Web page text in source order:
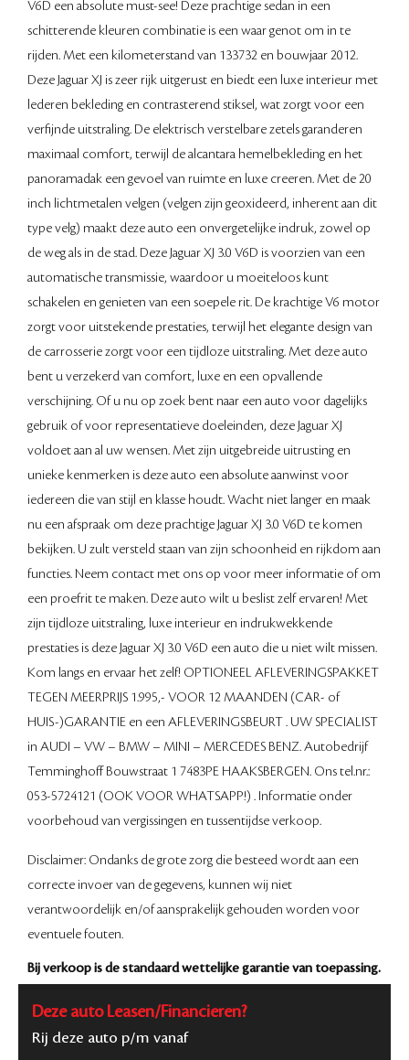
V6D een absolute must-see! Deze prachtige sedan in een
schitterende kleuren combinatie is een waar genot om in te
rijden. Met een kilometerstand van 133732 en bouwjaar 2012.
Deze Jaguar XJ is zeer rijk uitgerust en biedt een luxe interieur met
lederen bekleding en contrasterend stiksel, wat zorgt voor een
verfijnde uitstraling. De elektrisch verstelbare zetels garanderen
maximaal comfort, terwijl de alcantara hemelbekleding en het
panoramadak een gevoel van ruimte en luxe creeren. Met de 20
inch lichtmetalen velgen (velgen zijn geoxideerd, inherent aan dit
type velg) maakt deze auto een onvergetelijke indruk, zowel op
de weg als in de stad. Deze Jaguar XJ 3.0 V6D is voorzien van een
automatische transmissie, waardoor u moeiteloos kunt
schakelen en genieten van een soepele rit. De krachtige V6 motor
zorgt voor uitstekende prestaties, terwijl het elegante design van
de carrosserie zorgt voor een tijdloze uitstraling. Met deze auto
bent u verzekerd van comfort, luxe en een opvallende
verschijning. Of u nu op zoek bent naar een auto voor dagelijks
gebruik of voor representatieve doeleinden, deze Jaguar XJ
voldoet aan al uw wensen. Met zijn uitgebreide uitrusting en
unieke kenmerken is deze auto een absolute aanwinst voor
iedereen die van stijl en klasse houdt. Wacht niet langer en maak
nu een afspraak om deze prachtige Jaguar XJ 3.0 V6D te komen
bekijken. U zult versteld staan van zijn schoonheid en rijkdom aan
functies. Neem contact met ons op voor meer informatie of om
een proefrit te maken. Deze auto wilt u beslist zelf ervaren! Met
zijn tijdloze uitstraling, luxe interieur en indrukwekkende
prestaties is deze Jaguar XJ 3.0 V6D een auto die u niet wilt missen.
Kom langs en ervaar het zelf! OPTIONEEL AFLEVERINGSPAKKET
TEGEN MEERPRIJS 1.995,- VOOR 12 MAANDEN (CAR- of
HUIS-)GARANTIE en een AFLEVERINGSBEURT . UW SPECIALIST
in AUDI – VW – BMW – MINI – MERCEDES BENZ. Autobedrijf
Temminghoff Bouwstraat 1 7483PE HAAKSBERGEN. Ons tel.nr.:
053-5724121 (OOK VOOR WHATSAPP!) . Informatie onder
voorbehoud van vergissingen en tussentijdse verkoop.
Disclaimer: Ondanks de grote zorg die besteed wordt aan een
correcte invoer van de gegevens, kunnen wij niet
verantwoordelijk en/of aansprakelijk gehouden worden voor
eventuele fouten.
Bij verkoop is de standaard wettelijke garantie van toepassing.
Deze auto Leasen/Financieren?
Rij deze auto p/m vanaf